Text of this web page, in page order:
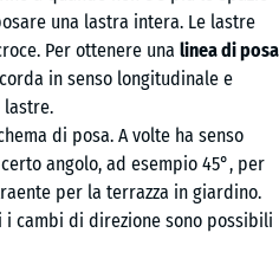
una lastra intera. Le lastre
Per ottenere una linea di posa
in senso longitudinale e
lastre.
di posa. A volte ha senso
angolo, ad esempio 45°, per
per la terrazza in giardino.
cambi di direzione sono possibili